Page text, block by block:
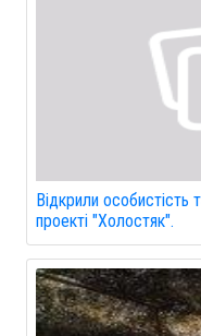
Відкрили особистість
проекті "Холостяк".